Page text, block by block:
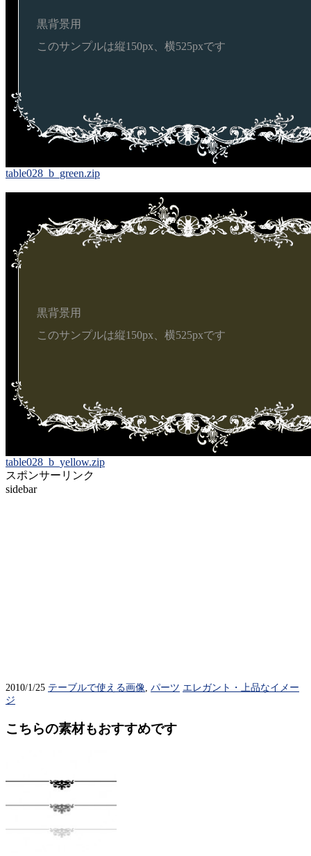
黒背景用
このサンプルは縦150px、横525pxです
table028_b_green.zip
黒背景用
このサンプルは縦150px、横525pxです
table028_b_yellow.zip
スポンサーリンク
sidebar
2010/1/25 テーブルで使える画像 パーツ エレガント・上品なイメー
ジ
こちらの素材もおすすめです